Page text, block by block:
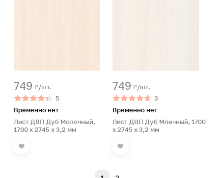
749 ₽/шт.
5
Временно нет
Лист ДВП Дуб Молочный,
1700 x 2745 x 3,2 мм
749 ₽/шт.
3
Временно нет
Лист ДВП Дуб Млечный, 1700
x 2745 x 3,2 мм